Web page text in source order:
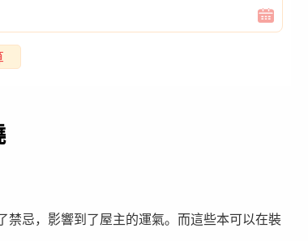
忌，影響到了屋主的運氣。而這些本可以在裝